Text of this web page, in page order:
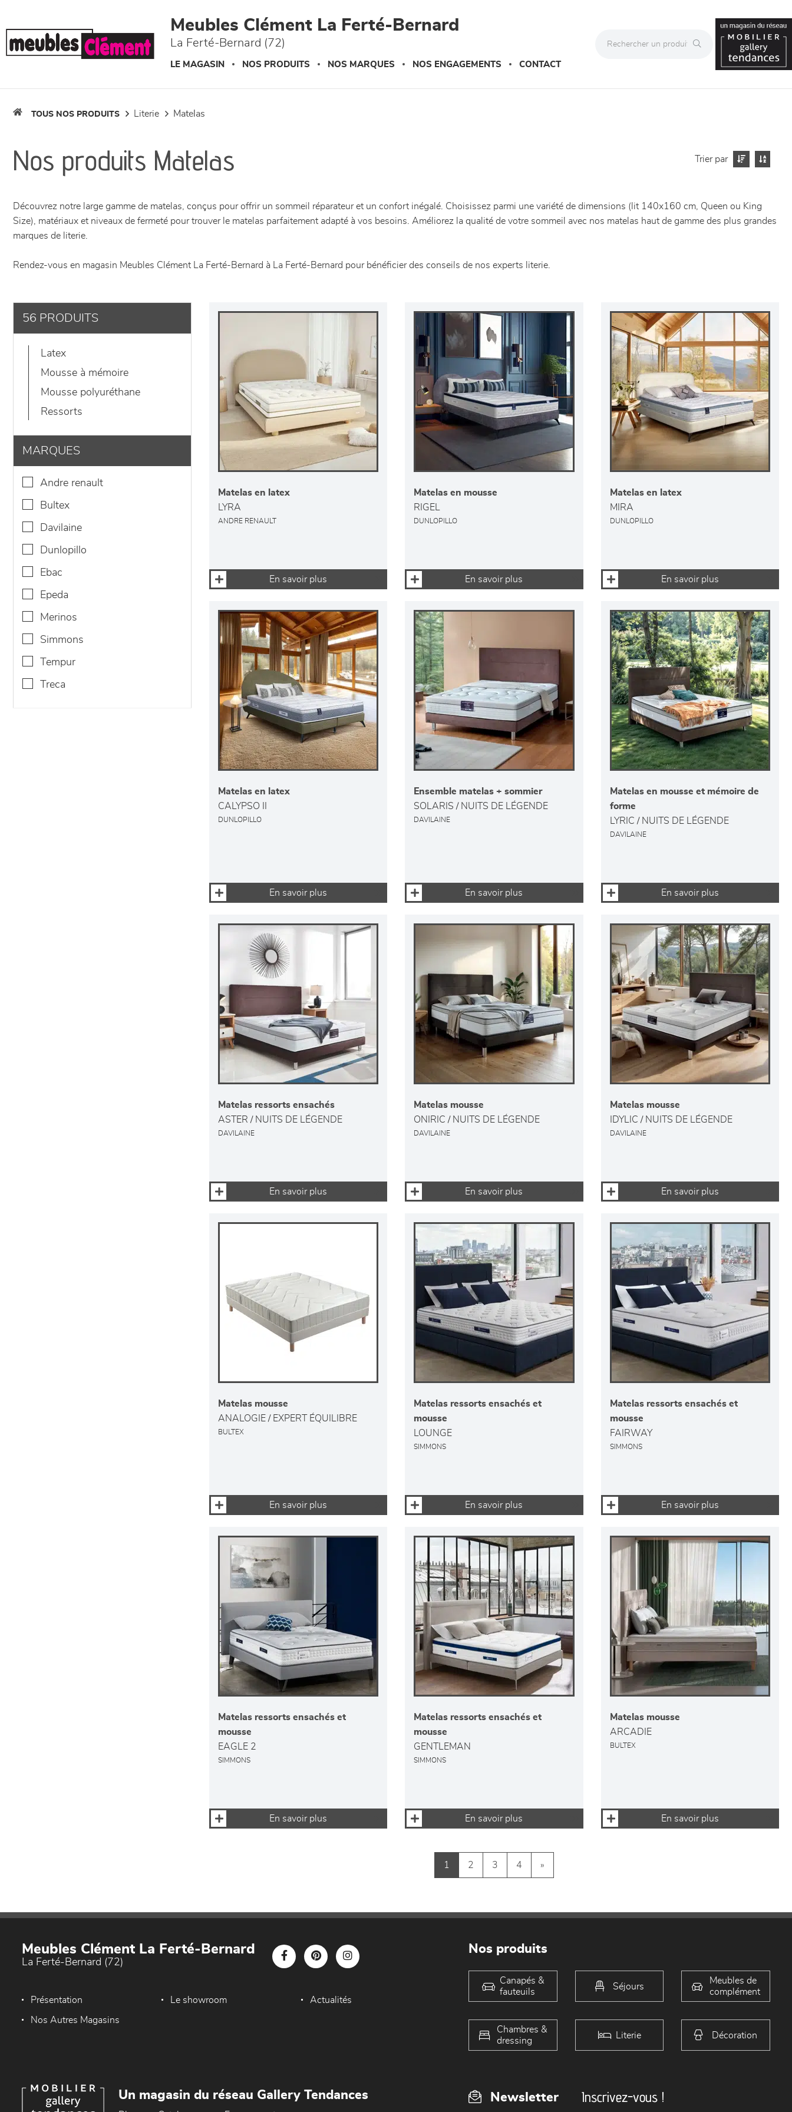
Meubles Clément La Ferté-Bernard
La Ferté-Bernard (72)
LE MAGASIN NOS PRODUITS NOS MARQUES NOS ENGAGEMENTS CONTACT
TOUS NOS PRODUITS literie matelas
Nos produits Matelas Trier par
Découvrez notre large gamme de matelas, conçus pour offrir un sommeil réparateur et un confort inégalé. Choisissez parmi une variété de dimensions (lit 140x160 cm, Queen ou King
Size), matériaux et niveaux de fermeté pour trouver le matelas parfaitement adapté à vos besoins. Améliorez la qualité de votre sommeil avec nos matelas haut de gamme des plus grandes
marques de literie.
Rendez-vous en magasin Meubles Clément La Ferté-Bernard à La Ferté-Bernard pour bénéficier des conseils de nos experts literie.
56 PRODUITS
latex
mousse à mémoire
mousse polyuréthane
ressorts
MARQUES
andre renault
bultex
davilaine
dunlopillo
ebac
epeda
merinos
simmons
tempur
treca
Matelas en latex
LYRA
ANDRE RENAULT
En savoir plus
Matelas en mousse
RIGEL
DUNLOPILLO
En savoir plus
Matelas en latex
MIRA
DUNLOPILLO
En savoir plus
Matelas en latex
CALYPSO II
DUNLOPILLO
En savoir plus
Ensemble matelas + sommier
SOLARIS / NUITS DE LÉGENDE
DAVILAINE
En savoir plus
Matelas en mousse et mémoire de
forme
LYRIC / NUITS DE LÉGENDE
DAVILAINE
En savoir plus
Matelas ressorts ensachés
ASTER / NUITS DE LÉGENDE
DAVILAINE
En savoir plus
Matelas mousse
ONIRIC / NUITS DE LÉGENDE
DAVILAINE
En savoir plus
Matelas mousse
IDYLIC / NUITS DE LÉGENDE
DAVILAINE
En savoir plus
Matelas mousse
ANALOGIE / EXPERT ÉQUILIBRE
BULTEX
En savoir plus
Matelas ressorts ensachés et
mousse
LOUNGE
SIMMONS
En savoir plus
Matelas ressorts ensachés et
mousse
FAIRWAY
SIMMONS
En savoir plus
Matelas ressorts ensachés et
mousse
EAGLE 2
SIMMONS
En savoir plus
Matelas ressorts ensachés et
mousse
GENTLEMAN
SIMMONS
En savoir plus
Matelas mousse
ARCADIE
BULTEX
En savoir plus
1 2 3 4 »
Meubles Clément La Ferté-Bernard
La Ferté-Bernard (72)
Présentation Le showroom Actualités
Nos Autres Magasins
Nos produits
Canapés &
fauteuils
Séjours
Meubles de
complément
Chambres &
dressing
Literie Décoration
Newsletter Inscrivez-vous !
Un magasin du réseau Gallery Tendances